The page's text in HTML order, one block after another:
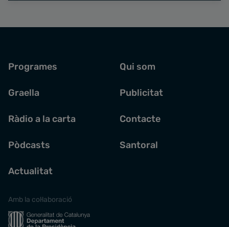
Programes
Graella
Ràdio a la carta
Pòdcasts
Actualitat
Qui som
Publicitat
Contacte
Santoral
Amb la col·laboració